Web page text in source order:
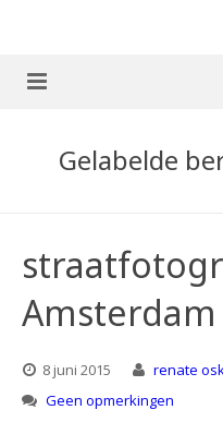
Boek te koop
publicaties
Gelabelde
Amsterdam
8 juni 2015 renate
Geen opmerkingen